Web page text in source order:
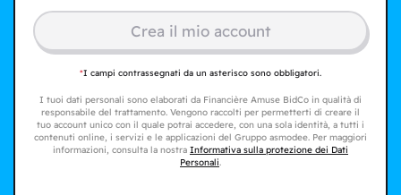
Crea il mio account
*I campi contrassegnati da un asterisco sono obbligatori.
I tuoi dati personali sono elaborati da Financière Amuse BidCo in qualità di
responsabile del trattamento. Vengono raccolti per permetterti di creare il
tuo account unico con il quale potrai accedere, con una sola identità, a tutti i
contenuti online, i servizi e le applicazioni del Gruppo asmodee. Per maggiori
informazioni, consulta la nostra Informativa sulla protezione dei Dati
Personali.